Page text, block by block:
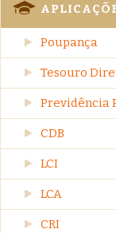
Poupança
Tesouro
Previdência
CDB
LCI
LCA
CRI